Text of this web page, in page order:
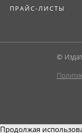
ПРАЙС-ЛИСТЫ
©
Продолжая